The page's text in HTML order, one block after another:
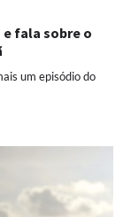
fala sobre o
um episódio do